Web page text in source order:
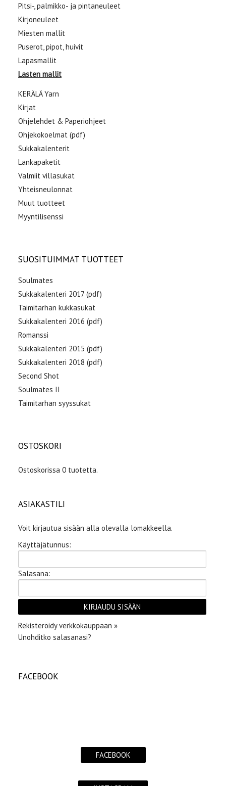
Pitsi-, palmikko- ja pintaneuleet
Kirjoneuleet
Miesten mallit
Puserot, pipot, huivit
Lapasmallit
Lasten mallit
KERÄLÄ Yarn
Kirjat
Ohjelehdet & Paperiohjeet
Ohjekokoelmat (pdf)
Sukkakalenterit
Lankapaketit
Valmiit villasukat
Yhteisneulonnat
Muut tuotteet
Myyntilisenssi
SUOSITUIMMAT TUOTTEET
Soulmates
Sukkakalenteri 2017 (pdf)
Taimitarhan kukkasukat
Sukkakalenteri 2016 (pdf)
Romanssi
Sukkakalenteri 2015 (pdf)
Sukkakalenteri 2018 (pdf)
Second Shot
Soulmates II
Taimitarhan syyssukat
OSTOSKORI
Ostoskorissa 0 tuotetta.
ASIAKASTILI
Voit kirjautua sisään alla olevalla lomakkeella.
Käyttäjätunnus:
Salasana:
Rekisteröidy verkkokauppaan »
Unohditko salasanasi?
FACEBOOK
FACEBOOK